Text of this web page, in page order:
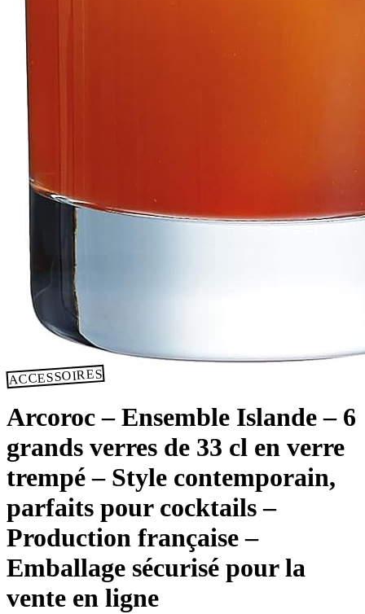
ACCESSOIRES
Arcoroc – Ensemble Islande – 6
grands verres de 33 cl en verre
trempé – Style contemporain,
parfaits pour cocktails –
Production française –
Emballage sécurisé pour la
vente en ligne